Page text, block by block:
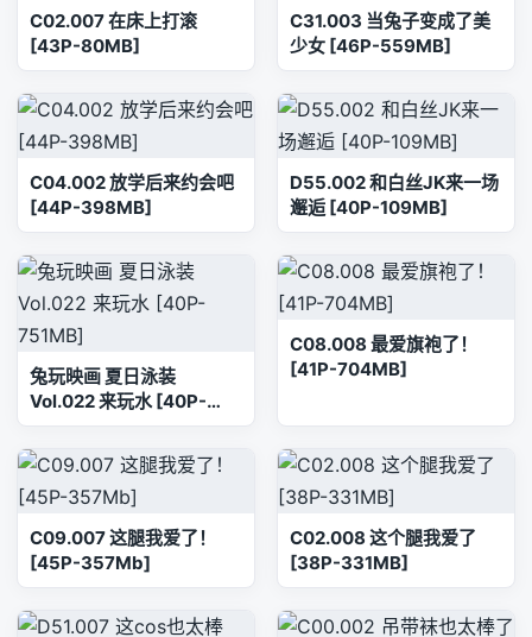
C02.007 在床上打滚
[43P-80MB]
C31.003 当兔子变成了美
少女 [46P-559MB]
C04.002 放学后来约会吧
[44P-398MB]
D55.002 和白丝JK来一场
邂逅 [40P-109MB]
兔玩映画 夏日泳装
Vol.022 来玩水 [40P-
751MB]
C08.008 最爱旗袍了！
[41P-704MB]
C09.007 这腿我爱了！
[45P-357Mb]
C02.008 这个腿我爱了
[38P-331MB]